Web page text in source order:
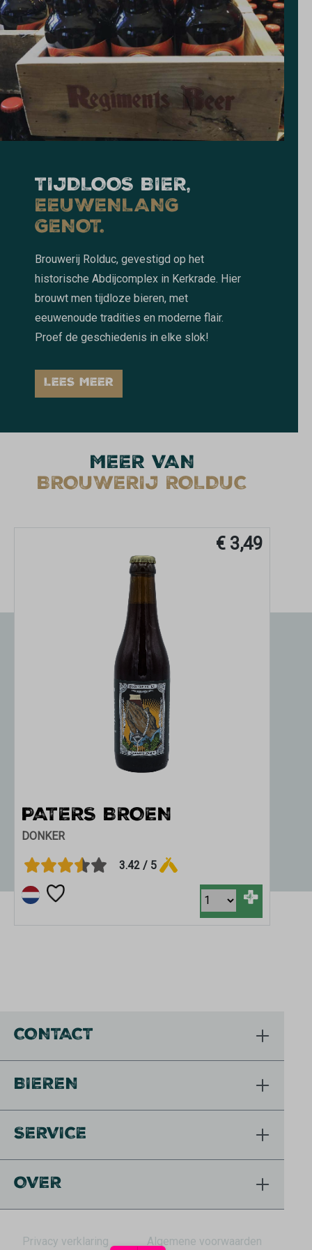
TIJDLOOS BIER,
EEUWENLANG
GENOT.
Brouwerij Rolduc, gevestigd op het
historische Abdijcomplex in Kerkrade. Hier
brouwt men tijdloze bieren, met
eeuwenoude tradities en moderne flair.
Proef de geschiedenis in elke slok!
LEES MEER
MEER VAN
BROUWERIJ ROLDUC
€ 3,49
PATERS BROEN
DONKER
3.42 / 5
+
CONTACT
BIEREN
SERVICE
OVER
Privacy verklaring Algemene voorwaarden